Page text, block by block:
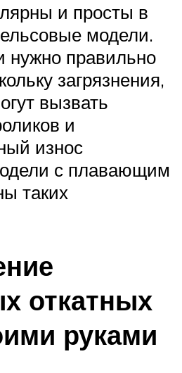
и просты в
модели.
нужно правильно
загрязнения,
вызвать
и
износ
с плавающим
таких
откатных
руками